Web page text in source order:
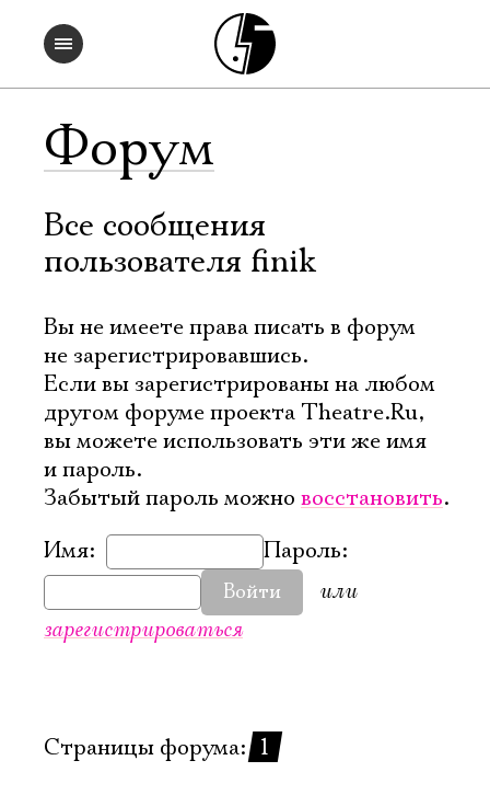
Форум
Все сообщения
пользователя finik
Вы не имеете права писать в форум
не зарегистрировавшись.
Если вы зарегистрированы на любом
другом форуме проекта Theatre.Ru,
вы можете использовать эти же имя
и пароль.
Забытый пароль можно восстановить.
Имя:
Пароль:
Войти
или
зарегистрироваться
Страницы форума: 1